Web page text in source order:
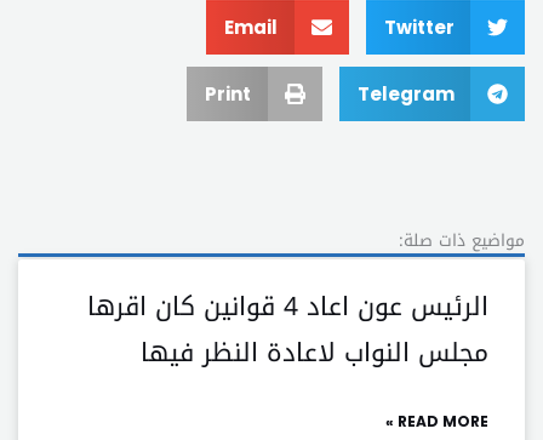
Twitter
Email
Telegram
Print
مواضيع ذات صلة:
الرئيس عون اعاد 4 قوانين كان اقرها
مجلس النواب لاعادة النظر فيها
READ MORE »